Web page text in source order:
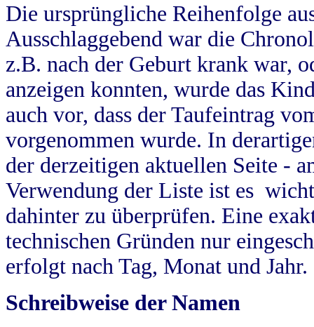
Die ursprüngliche Reihenfolge
Ausschlaggebend war die
z.B. nach der Geburt krank war,
anzeigen konnten, wurde das
auch vor, dass der Taufeintrag
vorgenommen wurde. In
der derzeitigen aktuellen Seite -
Verwendung der Liste ist es
dahinter zu überprüfen. Eine
technischen Gründen nur
erfolgt nach Tag, Monat und Jahr.
Schreibweise der Namen